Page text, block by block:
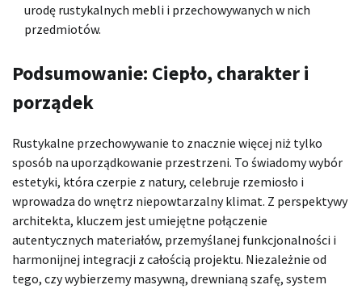
urodę rustykalnych mebli i przechowywanych w nich
przedmiotów.
Podsumowanie: Ciepło, charakter i
porządek
Rustykalne przechowywanie to znacznie więcej niż tylko
sposób na uporządkowanie przestrzeni. To świadomy wybór
estetyki, która czerpie z natury, celebruje rzemiosło i
wprowadza do wnętrz niepowtarzalny klimat. Z perspektywy
architekta, kluczem jest umiejętne połączenie
autentycznych materiałów, przemyślanej funkcjonalności i
harmonijnej integracji z całością projektu. Niezależnie od
tego, czy wybierzemy masywną, drewnianą szafę, system